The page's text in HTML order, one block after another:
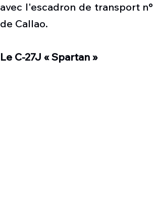
avec l'escadron de transport
de Callao.
Le C-27J « Spartan »